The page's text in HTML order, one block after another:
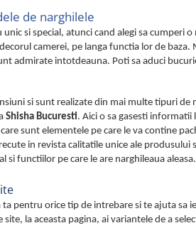
de narghilele
si special, atunci cand alegi sa cumperi
camerei, pe langa functia lor de
admirate intotdeauna. Poti sa aduci
si sunt realizate din mai multe tipuri
Shisha Bucuresti. Aici o sa gasesti
sunt elementele pe care le va contine
in revista calitatile unice ale
si functiilor pe care le are narghileaua aleasa.
ta pentru orice tip de intrebare si te ajuta
site, la aceasta pagina, ai variantele de a